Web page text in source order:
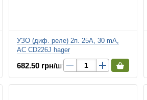
УЗО (диф. реле) 2п. 25A, 30 mA,
AC CD226J hager
682.50 грн/шт.